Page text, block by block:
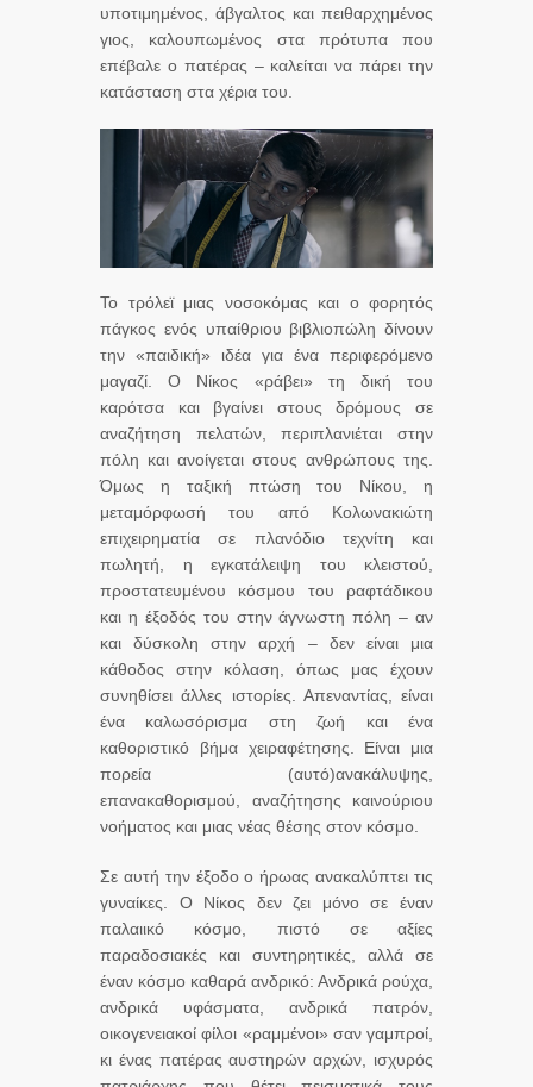
υποτιμημένος, άβγαλτος και πειθαρχημένος
γιος, καλουπωμένος στα πρότυπα που
επέβαλε ο πατέρας – καλείται να πάρει την
κατάσταση στα χέρια του.
Το τρόλεϊ μιας νοσοκόμας και ο φορητός
πάγκος ενός υπαίθριου βιβλιοπώλη δίνουν
την «παιδική» ιδέα για ένα περιφερόμενο
μαγαζί. Ο Νίκος «ράβει» τη δική του
καρότσα και βγαίνει στους δρόμους σε
αναζήτηση πελατών, περιπλανιέται στην
πόλη και ανοίγεται στους ανθρώπους της.
Όμως η ταξική πτώση του Νίκου, η
μεταμόρφωσή του από Κολωνακιώτη
επιχειρηματία σε πλανόδιο τεχνίτη και
πωλητή, η εγκατάλειψη του κλειστού,
προστατευμένου κόσμου του ραφτάδικου
και η έξοδός του στην άγνωστη πόλη – αν
και δύσκολη στην αρχή – δεν είναι μια
κάθοδος στην κόλαση, όπως μας έχουν
συνηθίσει άλλες ιστορίες. Απεναντίας, είναι
ένα καλωσόρισμα στη ζωή και ένα
καθοριστικό βήμα χειραφέτησης. Είναι μια
πορεία (αυτό)ανακάλυψης,
επανακαθορισμού, αναζήτησης καινούριου
νοήματος και μιας νέας θέσης στον κόσμο.
Σε αυτή την έξοδο ο ήρωας ανακαλύπτει τις
γυναίκες. Ο Νίκος δεν ζει μόνο σε έναν
παλαιικό κόσμο, πιστό σε αξίες
παραδοσιακές και συντηρητικές, αλλά σε
έναν κόσμο καθαρά ανδρικό: Ανδρικά ρούχα,
ανδρικά υφάσματα, ανδρικά πατρόν,
οικογενειακοί φίλοι «ραμμένοι» σαν γαμπροί,
κι ένας πατέρας αυστηρών αρχών, ισχυρός